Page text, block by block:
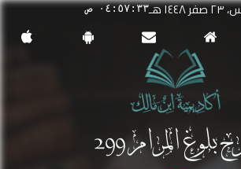
هـ ٠٤:٥٧:٣٣ ص
المرام 299